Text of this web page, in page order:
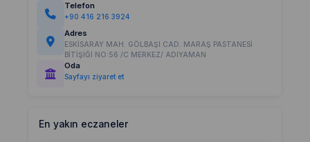
Telefon
+90 416 216 3924
Adres
ESKİSARAY MAH. GÖLBAŞI CAD. MARAŞ PASTANESİ
BİTİŞİĞİ NO:56 /C MERKEZ/ ADIYAMAN
Oda
Sayfayı ziyaret et
En yakın eczaneler